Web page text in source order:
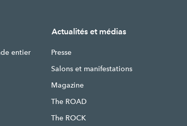
entier
Actualités et médias
Presse
Salons et manifestations
Magazine
The ROAD
The ROCK